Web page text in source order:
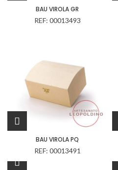
BAU VIROLA GR
REF: 00013493
BAU VIROLA PQ
REF: 00013491